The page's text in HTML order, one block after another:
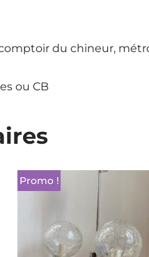
du chineur,
ou CB
Promo !